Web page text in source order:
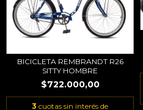
BICICLETA REMBRANDT R26
SITTY HOMBRE
$722.000,00
3 cuotas sin interés de